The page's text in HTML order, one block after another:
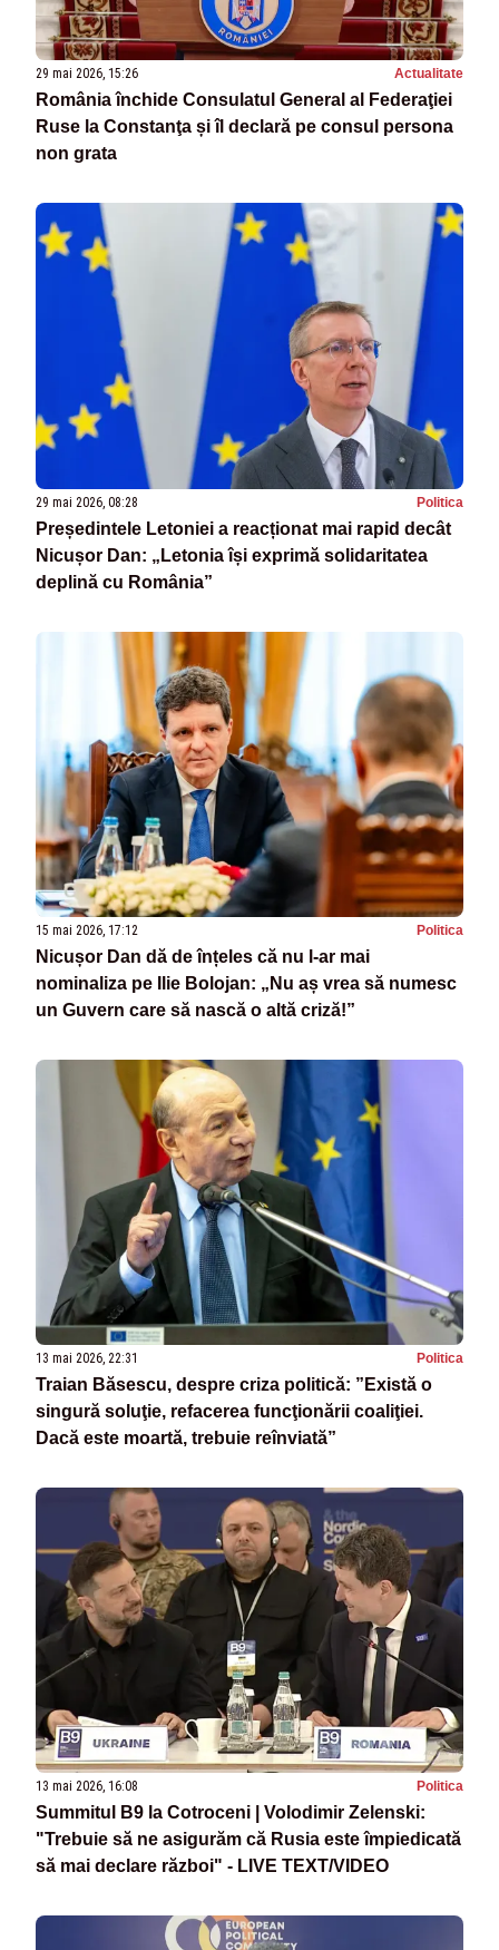
29 mai 2026, 15:26 Actualitate
România închide Consulatul General al Federaţiei
Ruse la Constanţa și îl declară pe consul persona
non grata
29 mai 2026, 08:28 Politica
Președintele Letoniei a reacționat mai rapid decât
Nicușor Dan: „Letonia își exprimă solidaritatea
deplină cu România”
15 mai 2026, 17:12 Politica
Nicușor Dan dă de înțeles că nu l-ar mai
nominaliza pe Ilie Bolojan: „Nu aș vrea să numesc
un Guvern care să nască o altă criză!”
13 mai 2026, 22:31 Politica
Traian Băsescu, despre criza politică: ”Există o
singură soluţie, refacerea funcţionării coaliţiei.
Dacă este moartă, trebuie reînviată”
13 mai 2026, 16:08 Politica
Summitul B9 la Cotroceni | Volodimir Zelenski:
"Trebuie să ne asigurăm că Rusia este împiedicată
să mai declare război" - LIVE TEXT/VIDEO